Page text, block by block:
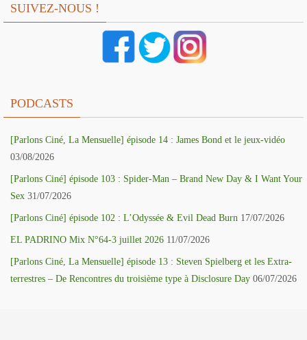
SUIVEZ-NOUS !
PODCASTS
[Parlons Ciné, La Mensuelle] épisode 14 : James Bond et le jeux-vidéo
03/08/2026
[Parlons Ciné] épisode 103 : Spider-Man – Brand New Day & I Want Your
Sex 31/07/2026
[Parlons Ciné] épisode 102 : L’Odyssée & Evil Dead Burn 17/07/2026
EL PADRINO Mix N°64-3 juillet 2026 11/07/2026
[Parlons Ciné, La Mensuelle] épisode 13 : Steven Spielberg et les Extra-
terrestres – De Rencontres du troisième type à Disclosure Day 06/07/2026